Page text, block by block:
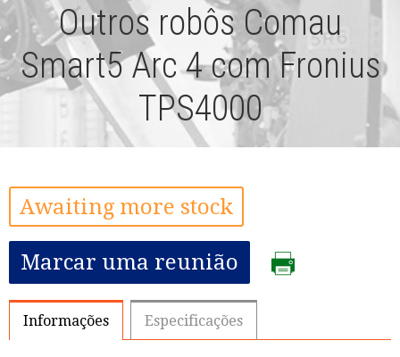
Outros robôs Comau
Smart5 Arc 4 com Fronius
TPS4000
Awaiting more stock
Marcar uma reunião
Informações Especificações